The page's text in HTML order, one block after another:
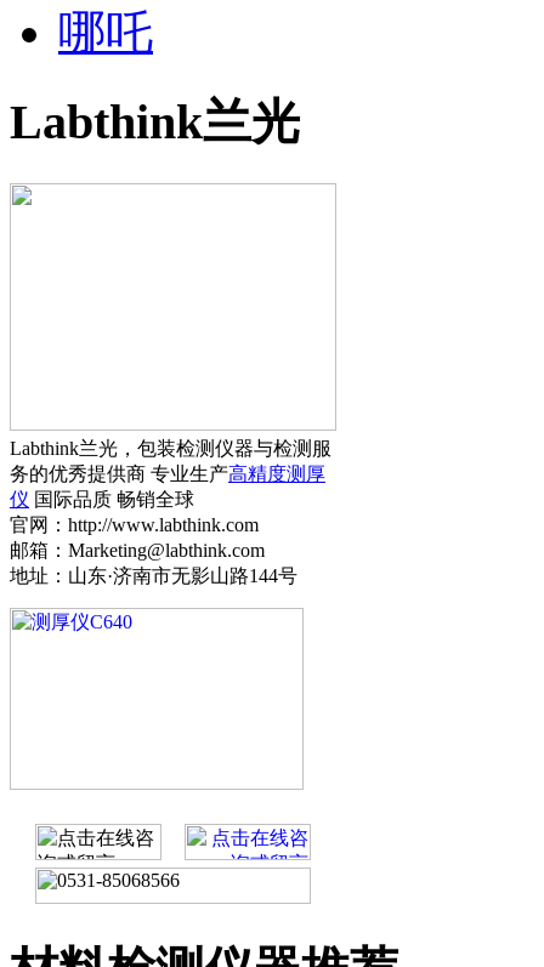
哪吒
Labthink兰光
Labthink兰光，包装检测仪器与检测服
务的优秀提供商 专业生产高精度测厚
仪 国际品质 畅销全球
官网：http://www.labthink.com
邮箱：Marketing@labthink.com
地址：山东·济南市无影山路144号